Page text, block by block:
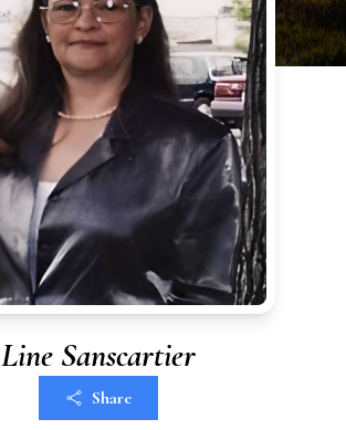
Line Sanscartier
Share